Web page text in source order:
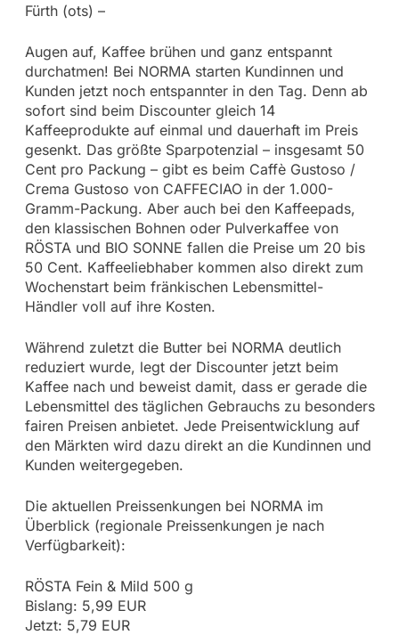
Fürth (ots) –
Augen auf, Kaffee brühen und ganz entspannt
durchatmen! Bei NORMA starten Kundinnen und
Kunden jetzt noch entspannter in den Tag. Denn ab
sofort sind beim Discounter gleich 14
Kaffeeprodukte auf einmal und dauerhaft im Preis
gesenkt. Das größte Sparpotenzial – insgesamt 50
Cent pro Packung – gibt es beim Caffè Gustoso /
Crema Gustoso von CAFFECIAO in der 1.000-
Gramm-Packung. Aber auch bei den Kaffeepads,
den klassischen Bohnen oder Pulverkaffee von
RÖSTA und BIO SONNE fallen die Preise um 20 bis
50 Cent. Kaffeeliebhaber kommen also direkt zum
Wochenstart beim fränkischen Lebensmittel-
Händler voll auf ihre Kosten.
Während zuletzt die Butter bei NORMA deutlich
reduziert wurde, legt der Discounter jetzt beim
Kaffee nach und beweist damit, dass er gerade die
Lebensmittel des täglichen Gebrauchs zu besonders
fairen Preisen anbietet. Jede Preisentwicklung auf
den Märkten wird dazu direkt an die Kundinnen und
Kunden weitergegeben.
Die aktuellen Preissenkungen bei NORMA im
Überblick (regionale Preissenkungen je nach
Verfügbarkeit):
RÖSTA Fein & Mild 500 g
Bislang: 5,99 EUR
Jetzt: 5,79 EUR